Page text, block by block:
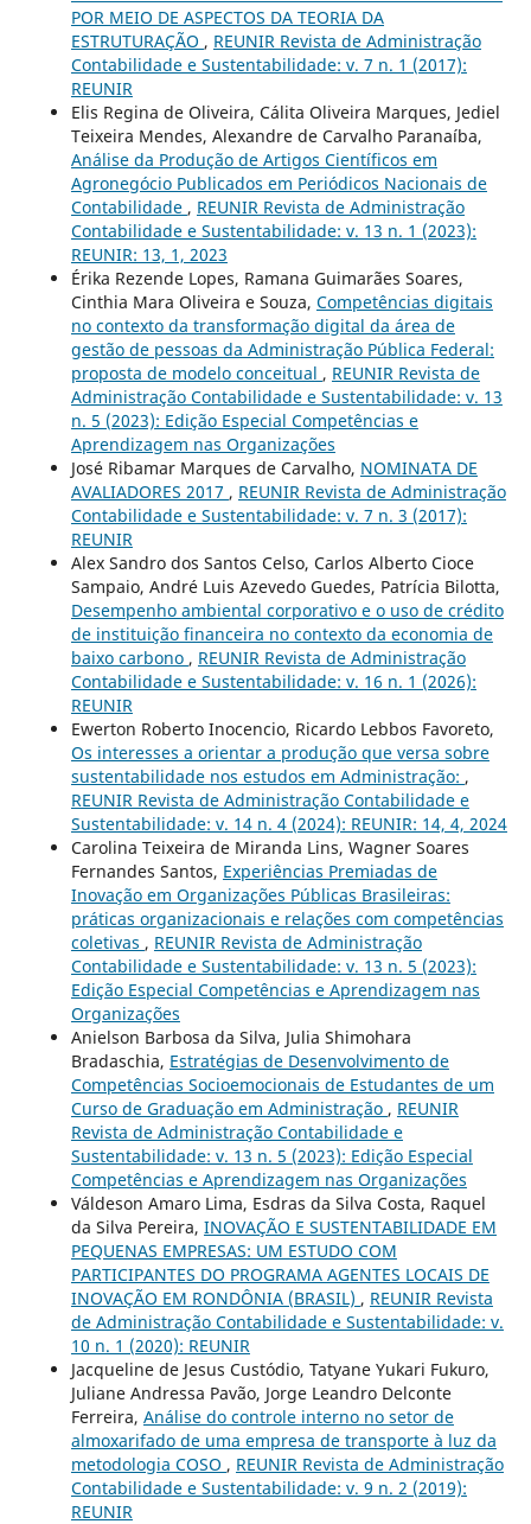
POR MEIO DE ASPECTOS DA TEORIA DA
ESTRUTURAÇÃO , REUNIR Revista de Administração
Contabilidade e Sustentabilidade: v. 7 n. 1 (2017):
REUNIR
Elis Regina de Oliveira, Cálita Oliveira Marques, Jediel
Teixeira Mendes, Alexandre de Carvalho Paranaíba,
Análise da Produção de Artigos Científicos em
Agronegócio Publicados em Periódicos Nacionais de
Contabilidade , REUNIR Revista de Administração
Contabilidade e Sustentabilidade: v. 13 n. 1 (2023):
REUNIR: 13, 1, 2023
Érika Rezende Lopes, Ramana Guimarães Soares,
Cinthia Mara Oliveira e Souza, Competências digitais
no contexto da transformação digital da área de
gestão de pessoas da Administração Pública Federal:
proposta de modelo conceitual , REUNIR Revista de
Administração Contabilidade e Sustentabilidade: v. 13
n. 5 (2023): Edição Especial Competências e
Aprendizagem nas Organizações
José Ribamar Marques de Carvalho, NOMINATA DE
AVALIADORES 2017 , REUNIR Revista de Administração
Contabilidade e Sustentabilidade: v. 7 n. 3 (2017):
REUNIR
Alex Sandro dos Santos Celso, Carlos Alberto Cioce
Sampaio, André Luis Azevedo Guedes, Patrícia Bilotta,
Desempenho ambiental corporativo e o uso de crédito
de instituição financeira no contexto da economia de
baixo carbono , REUNIR Revista de Administração
Contabilidade e Sustentabilidade: v. 16 n. 1 (2026):
REUNIR
Ewerton Roberto Inocencio, Ricardo Lebbos Favoreto,
Os interesses a orientar a produção que versa sobre
sustentabilidade nos estudos em Administração: ,
REUNIR Revista de Administração Contabilidade e
Sustentabilidade: v. 14 n. 4 (2024): REUNIR: 14, 4, 2024
Carolina Teixeira de Miranda Lins, Wagner Soares
Fernandes Santos, Experiências Premiadas de
Inovação em Organizações Públicas Brasileiras:
práticas organizacionais e relações com competências
coletivas , REUNIR Revista de Administração
Contabilidade e Sustentabilidade: v. 13 n. 5 (2023):
Edição Especial Competências e Aprendizagem nas
Organizações
Anielson Barbosa da Silva, Julia Shimohara
Bradaschia, Estratégias de Desenvolvimento de
Competências Socioemocionais de Estudantes de um
Curso de Graduação em Administração , REUNIR
Revista de Administração Contabilidade e
Sustentabilidade: v. 13 n. 5 (2023): Edição Especial
Competências e Aprendizagem nas Organizações
Váldeson Amaro Lima, Esdras da Silva Costa, Raquel
da Silva Pereira, INOVAÇÃO E SUSTENTABILIDADE EM
PEQUENAS EMPRESAS: UM ESTUDO COM
PARTICIPANTES DO PROGRAMA AGENTES LOCAIS DE
INOVAÇÃO EM RONDÔNIA (BRASIL) , REUNIR Revista
de Administração Contabilidade e Sustentabilidade: v.
10 n. 1 (2020): REUNIR
Jacqueline de Jesus Custódio, Tatyane Yukari Fukuro,
Juliane Andressa Pavão, Jorge Leandro Delconte
Ferreira, Análise do controle interno no setor de
almoxarifado de uma empresa de transporte à luz da
metodologia COSO , REUNIR Revista de Administração
Contabilidade e Sustentabilidade: v. 9 n. 2 (2019):
REUNIR